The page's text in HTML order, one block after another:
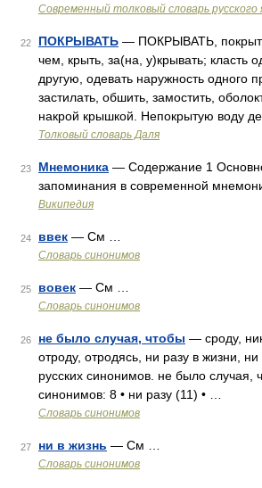
Современный толковый словарь
22 ПОКРЫВАТЬ — ПОКРЫВАТЬ,
чем, крыть, за(на, у)крывать; класть
другую, одевать наружность одного
застилать, обшить, замостить,
накрой крышкой. Непокрытую воду
Толковый словарь Даля
23 Мнемоника — Содержание 1
запоминания в современной
Википедия
24 ввек — См …
Словарь синонимов
25 вовек — См …
Словарь синонимов
26 не было случая, чтобы — сроду,
отроду, отродясь, ни разу в жизни,
русских синонимов. не было случая,
синонимов: 8 • ни разу (11) • …
Словарь синонимов
27 ни в жизнь — См …
Словарь синонимов